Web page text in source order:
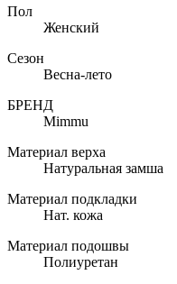
Пол
Женский
Сезон
Весна-лето
БРЕНД
Mimmu
Материал верха
Натуральная замша
Материал подкладки
Нат. кожа
Материал подошвы
Полиуретан